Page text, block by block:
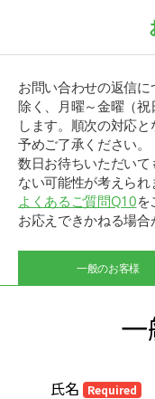
お問い合わせの返信
除く、月曜～金曜（
します。順次の対応
予めご了承ください。
数日お待ちいただい
ない可能性が考えられ
よくあるご質問Q10を
お応えできかねる場合
一般のお客様